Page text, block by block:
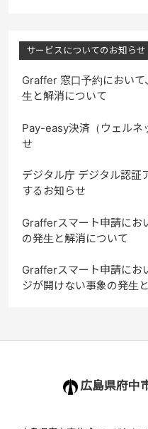
サービスについてのお知らせ
Graffer 窓口予約におい
生と解消について
Pay-easy決済（ウェルネ
せ
デジタル庁 デジタル認証
するお知らせ
Grafferスマート申請にお
の発生と解消について
Grafferスマート申請にお
ジが開けない事象の発生
広島県府中